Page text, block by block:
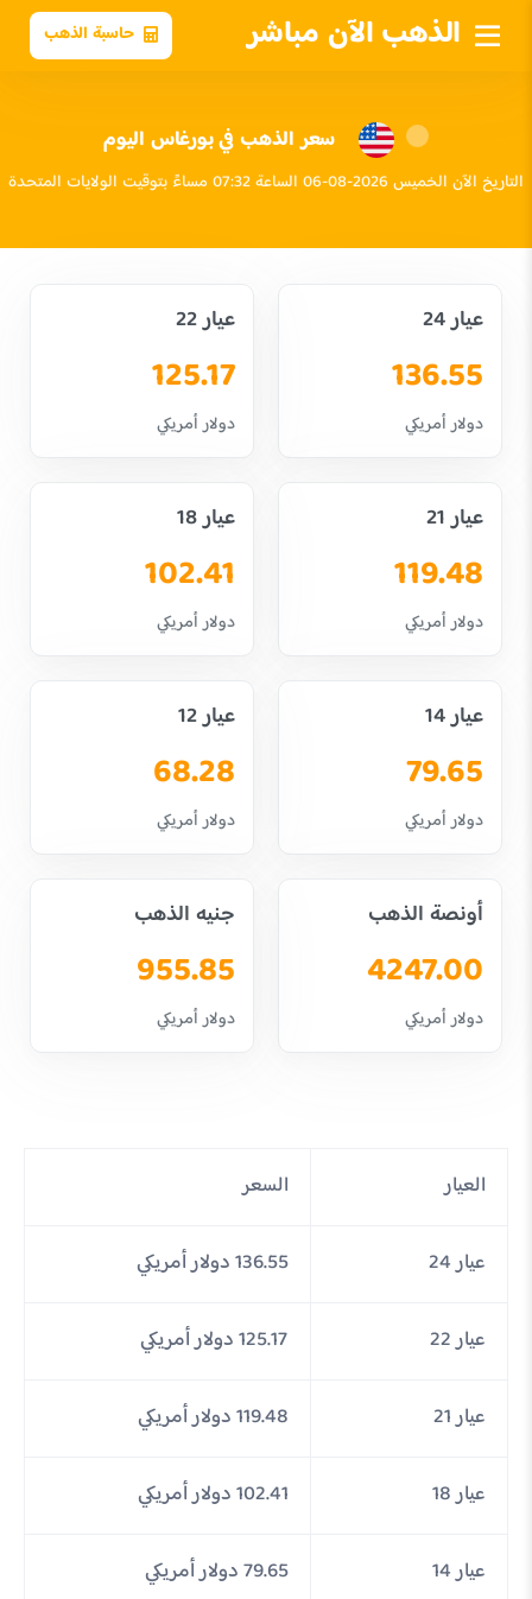
الذهب الآن مباشر حاسبة الذهب
سعر الذهب في بورغاس اليوم
التاريخ الآن الخميس 2026-08-06 الساعة 07:32 مساءً بتوقيت الولايات المتحدة
عيار 24
136.55
دولار أمريكي
عيار 22
125.17
دولار أمريكي
عيار 21
119.48
دولار أمريكي
عيار 18
102.41
دولار أمريكي
عيار 14
79.65
دولار أمريكي
عيار 12
68.28
دولار أمريكي
أونصة الذهب
4247.00
دولار أمريكي
جنيه الذهب
955.85
دولار أمريكي
العيار السعر
عيار 24 136.55 دولار أمريكي
عيار 22 125.17 دولار أمريكي
عيار 21 119.48 دولار أمريكي
عيار 18 102.41 دولار أمريكي
عيار 14 79.65 دولار أمريكي